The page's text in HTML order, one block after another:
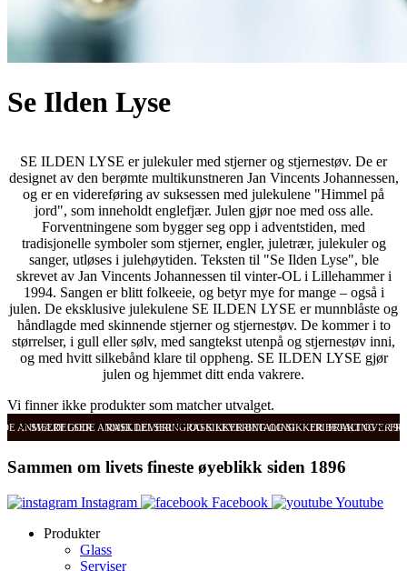
Se Ilden Lyse
SE ILDEN LYSE er julekuler med stjerner og stjernestøv. De er
designet av den berømte multikunstneren Jan Vincents Johannessen,
og er en videreføring av suksessen med julekulene "Himmel på
jord", som inneholdt englefjær. Julen gjør noe med oss alle.
Forventningene som bygger seg opp i adventstiden, med
tradisjonelle symboler som stjerner, engler, juletrær, julekuler og
sanger, utløses i julehøytiden. Teksten til "Se Ilden Lyse", ble
skrevet av Jan Vincents Johannessen til vinter-OL i Lillehammer i
1994. Sangen er blitt folkeeie, og betyr mye for mange – også i
julen. De eksklusive julekulene SE ILDEN LYSE er munnblåste og
håndlagde med skinnende stjerner og stjernestøv. De kommer i to
størrelser, i gull eller sølv, med sangtekst utenpå og stjernestøv inni,
og med hvitt silkebånd klare til oppheng. SE ILDEN LYSE gjør
julen og hjemmet ditt enda vakrere.
Vi finner ikke produkter som matcher utvalget.
ANMELDELSER RASK LEVERING OG SIKKER BETALING FRI FRAKT OVER
SVÆRT GODE ANMELDELSER RASK LEVERING OG SIKKER BETALING
Sammen om livets fineste øyeblikk siden 1896
Instagram Facebook
Youtube
Produkter
Glass
Serviser